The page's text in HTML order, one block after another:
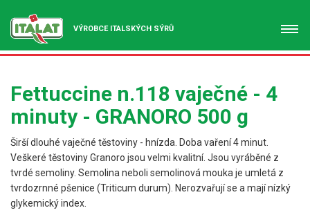
VÝROBCE ITALSKÝCH SÝRŮ
Fettuccine n.118 vaječné - 4
minuty - GRANORO 500 g
Širší dlouhé vaječné těstoviny - hnízda. Doba vaření 4 minut.
Veškeré těstoviny Granoro jsou velmi kvalitní. Jsou vyráběné z
tvrdé semoliny. Semolina neboli semolinová mouka je umletá z
tvrdozrnné pšenice (Triticum durum). Nerozvařují se a mají nízký
glykemický index.